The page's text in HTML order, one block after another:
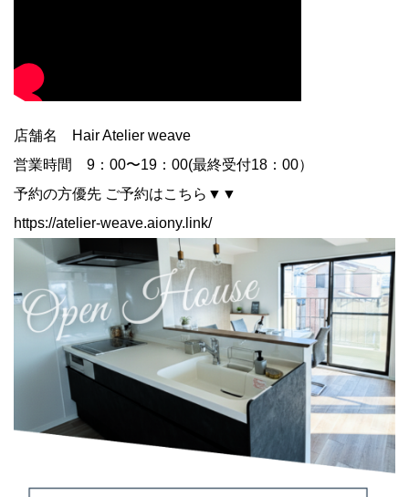
店舗名 Hair Atelier weave
営業時間 9：00〜19：00(最終受付18：00）
予約の方優先 ご予約はこちら▼▼
https://atelier-weave.aiony.link/